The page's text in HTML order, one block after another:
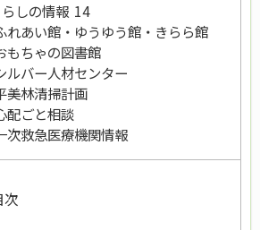
らしの情報 14
れあい館・ゆうゆう館・きらら館
もちゃの図書館
ルバー人材センター
美林清掃計画
配ごと相談
次救急医療機関情報
次